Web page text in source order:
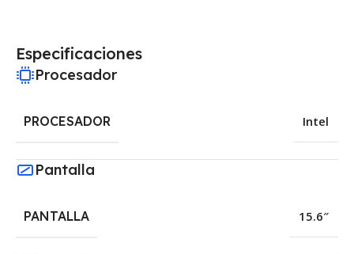
Especificaciones
Procesador
PROCESADOR Intel
Pantalla
PANTALLA 15.6″